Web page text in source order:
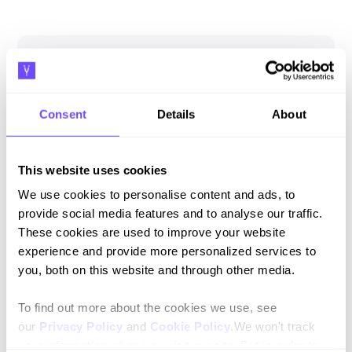
Consent Details About
This website uses cookies
We use cookies to personalise content and ads, to
provide social media features and to analyse our traffic.
These cookies are used to improve your website
experience and provide more personalized services to
you, both on this website and through other media.
To find out more about the cookies we use, see
our Privacy Policy and Cookie Policy.We won't track
Suscríbete a nuestro newsletter
Mantente al día con nuestras novedades y lanzamientos.